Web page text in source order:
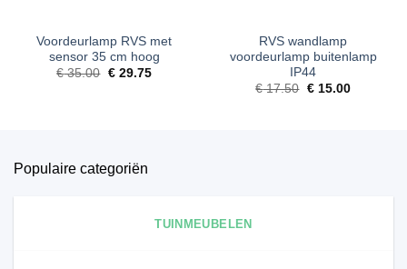
Voordeurlamp RVS met
sensor 35 cm hoog
€35.00 Oorspronkelijke
€29.75Huidige
RVS wandlamp
voordeurlamp buitenlamp
IP44
€17.50 Oorspronkelijke
€15.00Huidige
Populaire categoriën
TUINMEUBELEN